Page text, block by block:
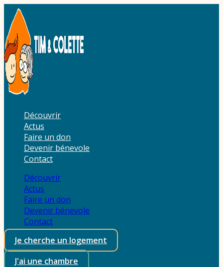
Aller
au
contenu
Découvrir
Actus
Faire un don
Devenir bénevole
Contact
Découvrir
Actus
Faire un don
Devenir bénevole
Contact
Je cherche un logement
J'ai une chambre